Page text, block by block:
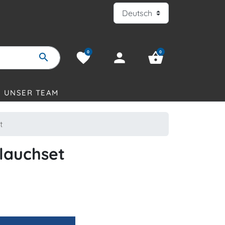
search favorite
0 person shopping_basket
0
UNSER TEAM